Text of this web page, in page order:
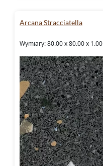
Arcana Stracciatella
Wymiary: 80.00 x 80.00 x 1.00